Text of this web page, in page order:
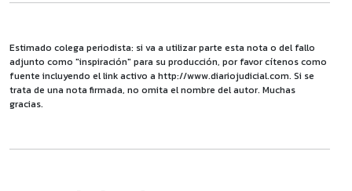
Estimado colega periodista: si va a utilizar parte esta nota o del fallo
adjunto como "inspiración" para su producción, por favor cítenos como
fuente incluyendo el link activo a http://www.diariojudicial.com. Si se
trata de una nota firmada, no omita el nombre del autor. Muchas
gracias.